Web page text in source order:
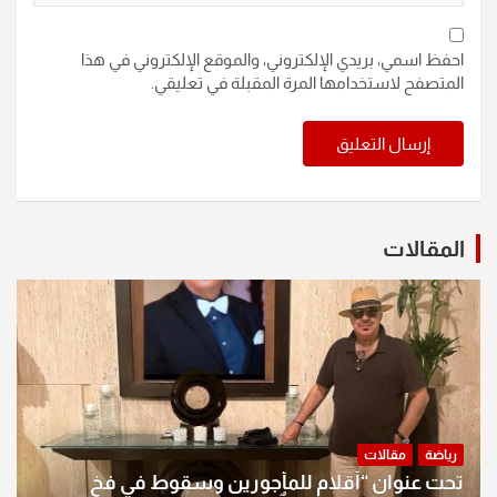
احفظ اسمي، بريدي الإلكتروني، والموقع الإلكتروني في هذا
المتصفح لاستخدامها المرة المقبلة في تعليقي.
المقالات
رياضة مقالات
تحت عنوان “أقلام للمأجورين وسقوط في فخ